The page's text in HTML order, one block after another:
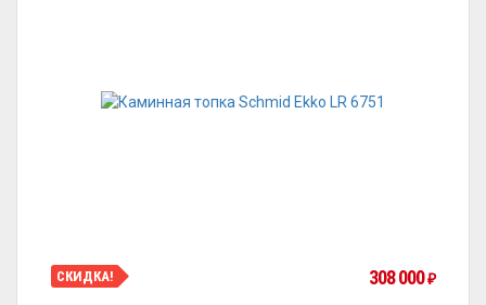
СКИДКА! 308 000 ₽